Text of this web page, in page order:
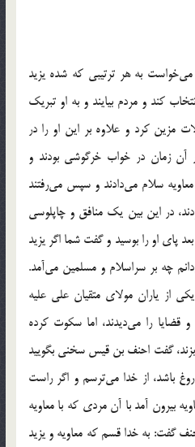
می‌خواست به هر ترتیبی که شده یزید
کند و مردم بیایند و به او تبریک
مزین کرد و علاوه بر این او را در
آن زمان در خواب خرگوشی بودند و
سلام می‌دادند و سپس می‌رفتند
در این بین یک منافق و چاپلوسی
پای او را بوسید و گفت شما اگر یزید
چه بر سراسلام و مسلمین می‌آمد.
از یاران مولای متقیان علی علیه
و قضایا را می‌دیدند، اما سکوت کرده
بزند، گفت احنف بن قیس سخنی بگویید
باشد، از خدا می‌ترسم و اگر راست
بیرون آمد با آن مردی که با معاویه
گفت: به خدا قسم که معاویه و یزید